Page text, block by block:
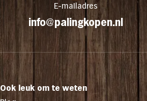
info@palingkopen.nl
E-mailadres
Ook leuk om te weten